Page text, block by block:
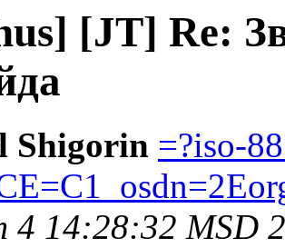
[JT] Re:
Shigorin =?iso-
14:28:32 MSD